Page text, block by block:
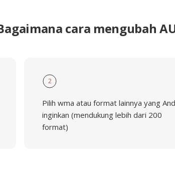
cara mengubah
2
Pilih wma atau format lainnya yang
inginkan (mendukung lebih dari 200
format)